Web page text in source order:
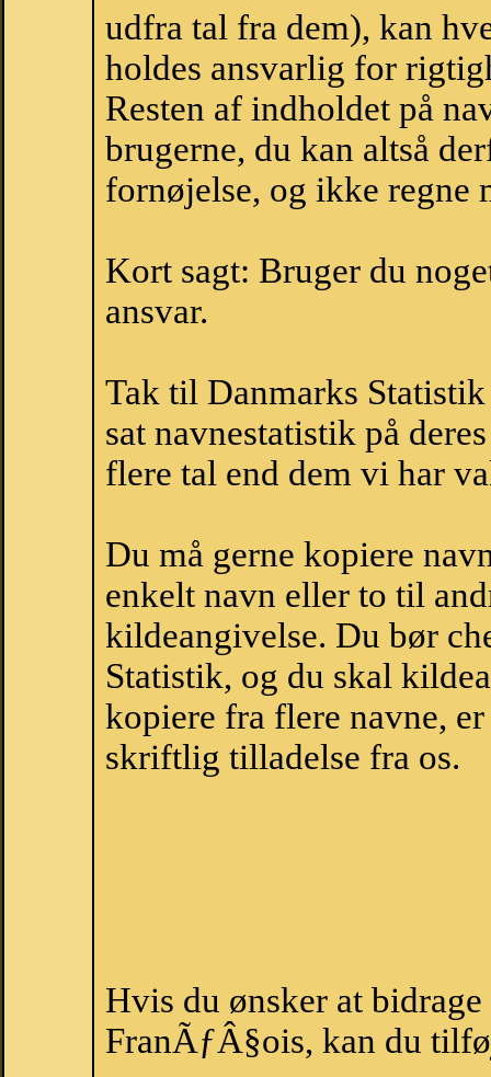
udfra tal fra dem), kan
holdes ansvarlig for
Resten af indholdet på
brugerne, du kan altså
fornøjelse, og ikke regne
Kort sagt: Bruger du
ansvar.
Tak til Danmarks
sat navnestatistik på
flere tal end dem vi har
Du må gerne kopiere
enkelt navn eller to til
kildeangivelse. Du bør
Statistik, og du skal
kopiere fra flere navne,
skriftlig tilladelse fra os.
Hvis du ønsker at
FranÃƒÂ§ois, kan du